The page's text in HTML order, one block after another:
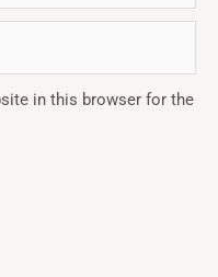
in this browser for the